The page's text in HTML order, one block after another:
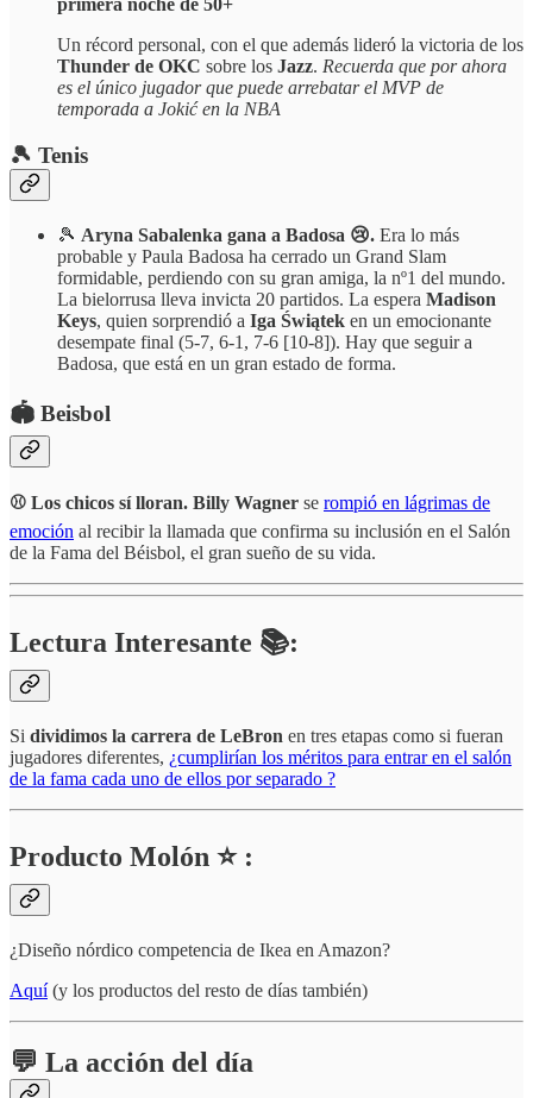
primera noche de 50+
Un récord personal, con el que además lideró la victoria de los
Thunder de OKC sobre los Jazz. Recuerda que por ahora
es el único jugador que puede arrebatar el MVP de
temporada a Jokić en la NBA
🎾 Tenis
🎾 Aryna Sabalenka gana a Badosa 😢. Era lo más
probable y Paula Badosa ha cerrado un Grand Slam
formidable, perdiendo con su gran amiga, la nº1 del mundo.
La bielorrusa lleva invicta 20 partidos. La espera Madison
Keys, quien sorprendió a Iga Świątek en un emocionante
desempate final (5-7, 6-1, 7-6 [10-8]). Hay que seguir a
Badosa, que está en un gran estado de forma.
🏟️ Beisbol
⚾ Los chicos sí lloran. Billy Wagner se rompió en lágrimas de
emoción al recibir la llamada que confirma su inclusión en el Salón
de la Fama del Béisbol, el gran sueño de su vida.
Lectura Interesante 📚:
Si dividimos la carrera de LeBron en tres etapas como si fueran
jugadores diferentes, ¿cumplirían los méritos para entrar en el salón
de la fama cada uno de ellos por separado ?
Producto Molón ⭐ :
¿Diseño nórdico competencia de Ikea en Amazon?
Aquí(y los productos del resto de días también)
💬 La acción del día